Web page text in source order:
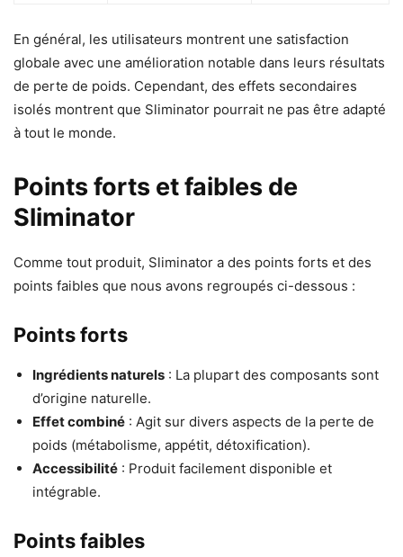
En général, les utilisateurs montrent une satisfaction
globale avec une amélioration notable dans leurs résultats
de perte de poids. Cependant, des effets secondaires
isolés montrent que Sliminator pourrait ne pas être adapté
à tout le monde.
Points forts et faibles de
Sliminator
Comme tout produit, Sliminator a des points forts et des
points faibles que nous avons regroupés ci-dessous :
Points forts
Ingrédients naturels : La plupart des composants sont
d’origine naturelle.
Effet combiné : Agit sur divers aspects de la perte de
poids (métabolisme, appétit, détoxification).
Accessibilité : Produit facilement disponible et
intégrable.
Points faibles